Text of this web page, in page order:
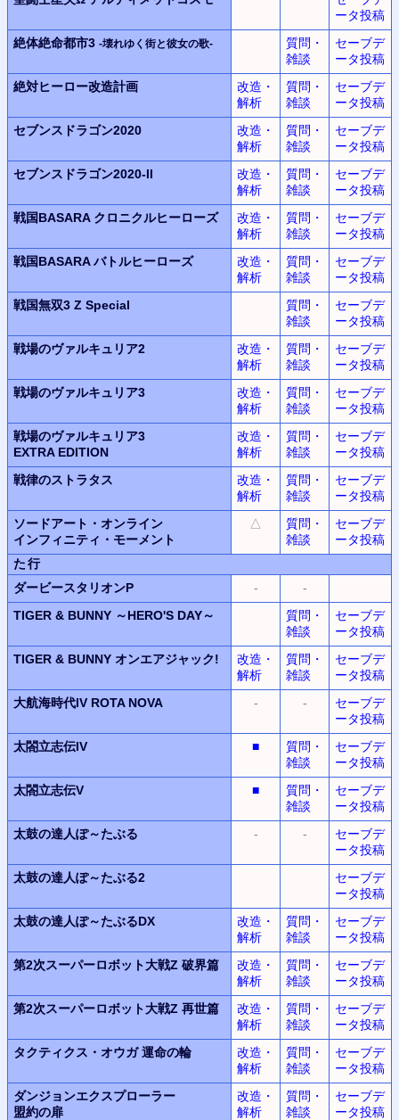
ータ投稿
絶体絶命都市3 -壊れゆく街と彼女の歌-
質問・
雑談
セーブデ
ータ投稿
絶対ヒーロー改造計画
改造・
解析
質問・
雑談
セーブデ
ータ投稿
セブンスドラゴン2020
改造・
解析
質問・
雑談
セーブデ
ータ投稿
セブンスドラゴン2020-II
改造・
解析
質問・
雑談
セーブデ
ータ投稿
戦国BASARA クロニクルヒーローズ
改造・
解析
質問・
雑談
セーブデ
ータ投稿
戦国BASARA バトルヒーローズ
改造・
解析
質問・
雑談
セーブデ
ータ投稿
戦国無双3 Z Special
質問・
雑談
セーブデ
ータ投稿
戦場のヴァルキュリア2
改造・
解析
質問・
雑談
セーブデ
ータ投稿
戦場のヴァルキュリア3
改造・
解析
質問・
雑談
セーブデ
ータ投稿
戦場のヴァルキュリア3
EXTRA EDITION
改造・
解析
質問・
雑談
セーブデ
ータ投稿
戦律のストラタス
改造・
解析
質問・
雑談
セーブデ
ータ投稿
ソードアート・オンライン
インフィニティ・モーメント
△
質問・
雑談
セーブデ
ータ投稿
た行
ダービースタリオンP
-
-
TIGER & BUNNY ～HERO'S DAY～
質問・
雑談
セーブデ
ータ投稿
TIGER & BUNNY オンエアジャック!
改造・
解析
質問・
雑談
セーブデ
ータ投稿
大航海時代IV ROTA NOVA - -
セーブデ
ータ投稿
太閤立志伝IV
■
質問・
雑談
セーブデ
ータ投稿
太閤立志伝V
■
質問・
雑談
セーブデ
ータ投稿
太鼓の達人ぽ～たぶる
- -
セーブデ
ータ投稿
太鼓の達人ぽ～たぶる2
セーブデ
ータ投稿
太鼓の達人ぽ～たぶるDX
改造・
解析
質問・
雑談
セーブデ
ータ投稿
第2次スーパーロボット大戦Z 破界篇
改造・
解析
質問・
雑談
セーブデ
ータ投稿
第2次スーパーロボット大戦Z 再世篇
改造・
解析
質問・
雑談
セーブデ
ータ投稿
タクティクス・オウガ運命の輪
改造・
解析
質問・
雑談
セーブデ
ータ投稿
ダンジョンエクスプローラー
盟約の扉
改造・
解析
質問・
雑談
セーブデ
ータ投稿